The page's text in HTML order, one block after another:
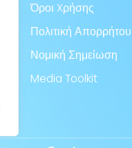
Όροι Xρήσης
Πολιτική
Νομική Σημείωση
Media Toolkit